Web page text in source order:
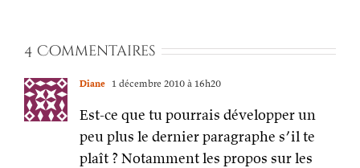
4 Commentaires
Diane 1 décembre 2010 à 16h20
Est-ce que tu pourrais développer un
peu plus le dernier paragraphe s’il te
plaît ? Notamment les propos sur les